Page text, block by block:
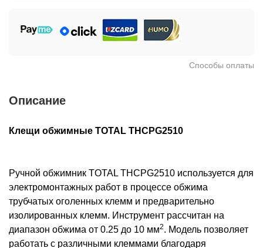
Способы оплаты
Описание
Клещи обжимные TOTAL THCPG2510
Ручной обжимник TOTAL THCPG2510 используется для
электромонтажных работ в процессе обжима
трубчатых оголенных клемм и предварительно
изолированных клемм. Инструмент рассчитан на
диапазон обжима от 0.25 до 10 мм2. Модель позволяет
работать с различными клеммами благодаря